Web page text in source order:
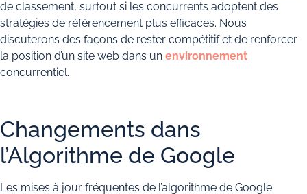
de classement, surtout si les concurrents adoptent des
stratégies de référencement plus efficaces. Nous
discuterons des façons de rester compétitif et de renforcer
la position d’un site web dans un environnement
concurrentiel.
Changements dans
l’Algorithme de Google
Les mises à jour fréquentes de l’algorithme de Google